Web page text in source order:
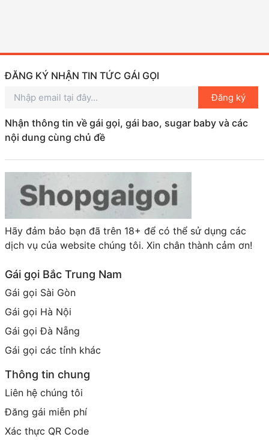
ĐĂNG KÝ NHẬN TIN TỨC GÁI GỌI
Đăng ký
Nhận thông tin về gái gọi, gái bao, sugar baby và các
nội dung cùng chủ đề
Hãy đảm bảo bạn đã trên 18+ để có thể sử dụng các
dịch vụ của website chúng tôi. Xin chân thành cảm ơn!
Gái gọi Bắc Trung Nam
Gái gọi Sài Gòn
Gái gọi Hà Nội
Gái gọi Đà Nẵng
Gái gọi các tỉnh khác
Thông tin chung
Liên hệ chúng tôi
Đăng gái miễn phí
Xác thực QR Code